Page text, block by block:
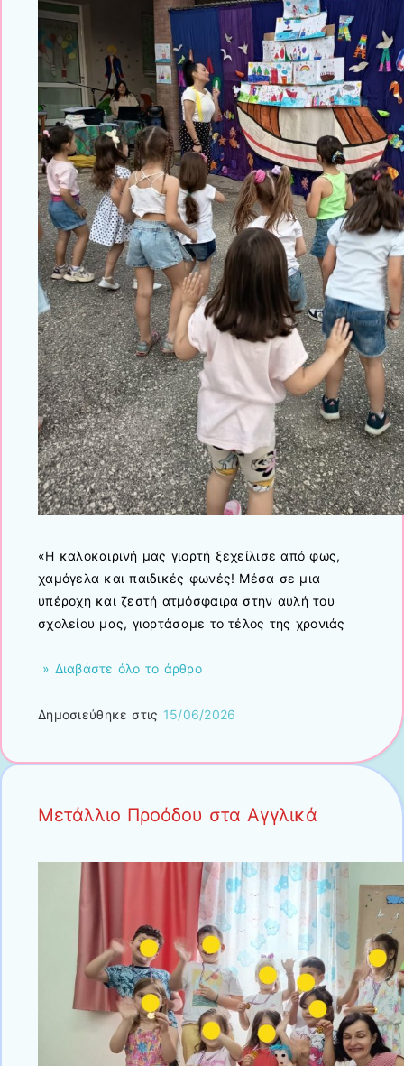
«Η καλοκαιρινή μας γιορτή ξεχείλισε από φως,
χαμόγελα και παιδικές φωνές! Μέσα σε μια
υπέροχη και ζεστή ατμόσφαιρα στην αυλή του
σχολείου μας, γιορτάσαμε το τέλος της χρονιάς
» Διαβάστε όλο το άρθρο
Δημοσιεύθηκε στις 15/06/2026
Μετάλλιο Προόδου στα Αγγλικά